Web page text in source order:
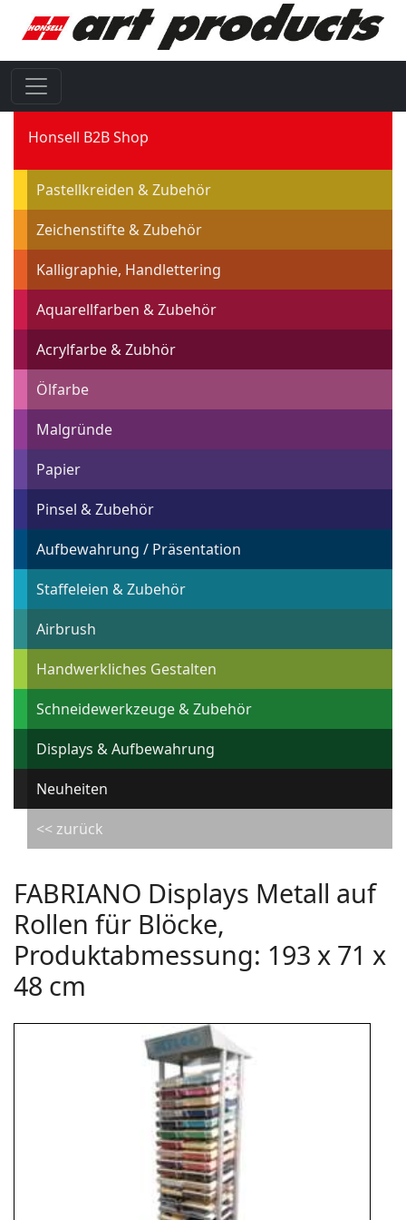
Honsell B2B Shop
Pastellkreiden & Zubehör
Zeichenstifte & Zubehör
Kalligraphie, Handlettering
Aquarellfarben & Zubehör
Acrylfarbe & Zubhör
Ölfarbe
Malgründe
Papier
Pinsel & Zubehör
Aufbewahrung / Präsentation
Staffeleien & Zubehör
Airbrush
Handwerkliches Gestalten
Schneidewerkzeuge & Zubehör
Displays & Aufbewahrung
Neuheiten
<< zurück
FABRIANO Displays Metall auf
Rollen für Blöcke,
Produktabmessung: 193 x 71 x
48 cm